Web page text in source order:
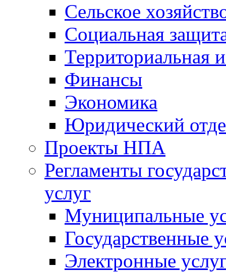
Сельское
Социальная
Территориальная
Финансы
Экономика
Юридический
Проекты НПА
Регламенты
услуг
Муниципальные
Государственные
Электронные